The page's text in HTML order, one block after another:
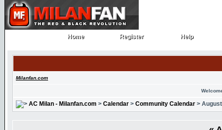
Home
Home Register
Register Help
Help
Milanfan.com
AC Milan - Milanfan.com > Calendar > Community Calendar >